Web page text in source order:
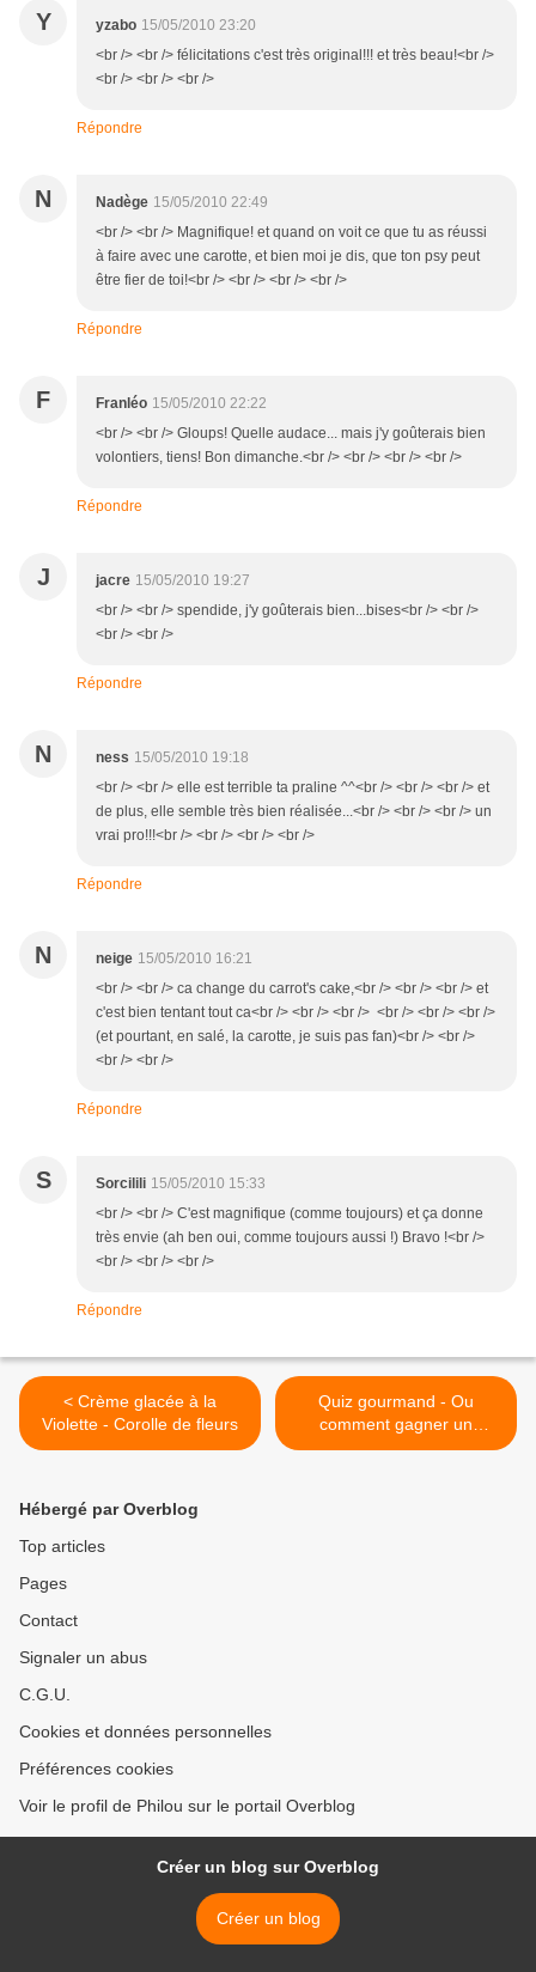
Y yzabo 15/05/2010 23:20
<br /> <br /> félicitations c'est très original!!! et très beau!<br />
<br /> <br /> <br />
Répondre
N Nadège 15/05/2010 22:49
<br /> <br /> Magnifique! et quand on voit ce que tu as réussi
à faire avec une carotte, et bien moi je dis, que ton psy peut
être fier de toi!<br /> <br /> <br /> <br />
Répondre
F Franléo 15/05/2010 22:22
<br /> <br /> Gloups! Quelle audace... mais j'y goûterais bien
volontiers, tiens! Bon dimanche.<br /> <br /> <br /> <br />
Répondre
J jacre 15/05/2010 19:27
<br /> <br /> spendide, j'y goûterais bien...bises<br /> <br />
<br /> <br />
Répondre
N ness 15/05/2010 19:18
<br /> <br /> elle est terrible ta praline ^^<br /> <br /> <br /> et
de plus, elle semble très bien réalisée...<br /> <br /> <br /> un
vrai pro!!!<br /> <br /> <br /> <br />
Répondre
N neige 15/05/2010 16:21
<br /> <br /> ca change du carrot's cake,<br /> <br /> <br /> et
c'est bien tentant tout ca<br /> <br /> <br /> <br /> <br /> <br />
(et pourtant, en salé, la carotte, je suis pas fan)<br /> <br />
<br /> <br />
Répondre
S Sorcilili 15/05/2010 15:33
<br /> <br /> C'est magnifique (comme toujours) et ça donne
très envie (ah ben oui, comme toujours aussi !) Bravo !<br />
<br /> <br /> <br />
Répondre
< Crème glacée à la
Violette - Corolle de fleurs
Quiz gourmand - Ou
comment gagner un
superbe panier ! >
Hébergé par Overblog
Top articles
Pages
Contact
Signaler un abus
C.G.U.
Cookies et données personnelles
Préférences cookies
Voir le profil de Philou sur le portail Overblog
Créer un blog sur Overblog
Créer un blog